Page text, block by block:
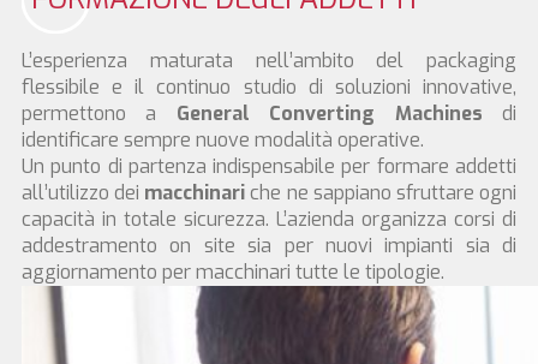
L’esperienza maturata nell’ambito del packaging
flessibile e il continuo studio di soluzioni innovative,
permettono a General Converting Machines di
identificare sempre nuove modalità operative.
Un punto di partenza indispensabile per formare addetti
all’utilizzo dei macchinariche ne sappiano sfruttare ogni
capacità in totale sicurezza. L’azienda organizza corsi di
addestramento on site sia per nuovi impianti sia di
aggiornamento per macchinari tutte le tipologie.